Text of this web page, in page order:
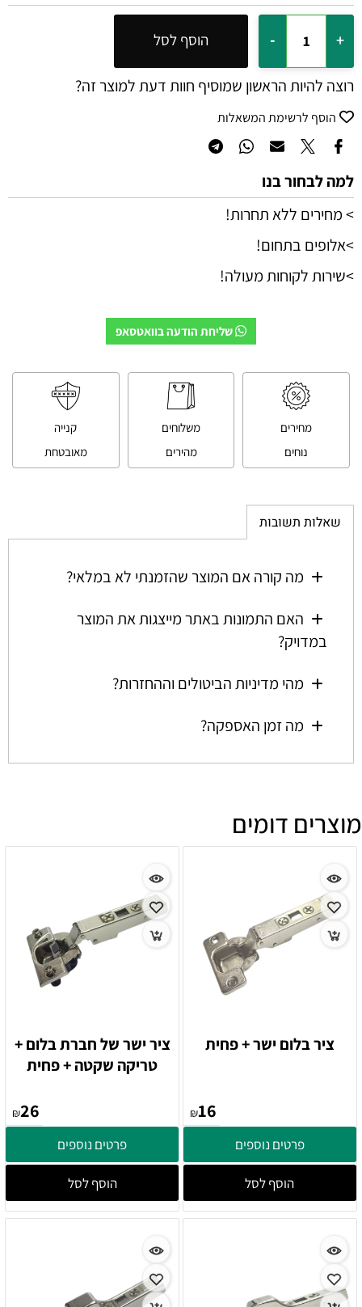
הוסף לסל
רוצה להיות הראשון שמוסיף חוות דעת למוצר זה?
הוסף לרשימת המשאלות
למה לבחור בנו
> מחירים ללא תחרות!
>אלופים בתחום!
>שירות לקוחות מעולה!
שליחת הודעה בוואטסאפ
מחירים
נוחים
משלוחים
מהירים
קנייה
מאובטחת
שאלות תשובות
מה קורה אם המוצר שהזמנתי לא במלאי?
האם התמונות באתר מייצגות את המוצר
במדויק?
מהי מדיניות הביטולים וההחזרות?
מה זמן האספקה?
מוצרים דומים
ציר בלום ישר + פחית
₪16
פרטים נוספים
הוסף לסל
ציר ישר של חברת בלום +
טריקה שקטה + פחית
₪26
פרטים נוספים
הוסף לסל